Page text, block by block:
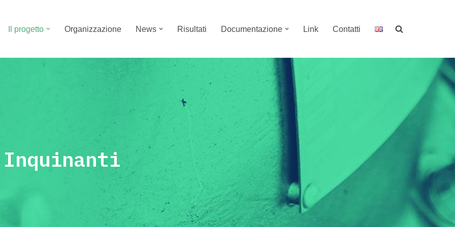
Il progetto Organizzazione News Risultati Documentazione Link Contatti
Inquinanti